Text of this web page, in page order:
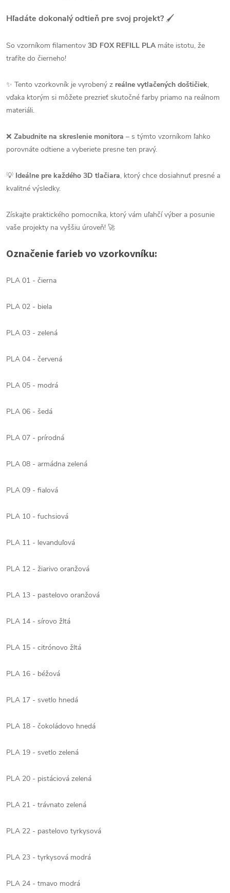
Hľadáte dokonalý odtieň pre svoj projekt?🖌️
So vzorníkom filamentov 3D FOX REFILL PLAmáte istotu, že
trafíte do čierneho!
✨ Tento vzorkovník je vyrobený z reálne vytlačených doštičiek,
vďaka ktorým si môžete prezrieť skutočné farby priamo na reálnom
materiáli.
❌ Zabudnite na skreslenie monitora – s týmto vzorníkom ľahko
porovnáte odtiene a vyberiete presne ten pravý.
💡 Ideálne pre každého 3D tlačiara, ktorý chce dosiahnuť presné a
kvalitné výsledky.
Získajte praktického pomocníka, ktorý vám uľahčí výber a posunie
vaše projekty na vyššiu úroveň! 🚀
Označenie farieb vo vzorkovníku:
PLA 01 - čierna
PLA 02 - biela
PLA 03 - zelená
PLA 04 - červená
PLA 05 - modrá
PLA 06 - šedá
PLA 07 - prírodná
PLA 08 - armádna zelená
PLA 09 - fialová
PLA 10 - fuchsiová
PLA 11 - levanduľová
PLA 12 - žiarivo oranžová
PLA 13 - pastelovo oranžová
PLA 14 - sírovo žltá
PLA 15 - citrónovo žltá
PLA 16 - béžová
PLA 17 - svetlo hnedá
PLA 18 - čokoládovo hnedá
PLA 19 - svetlo zelená
PLA 20 - pistáciová zelená
PLA 21 - trávnato zelená
PLA 22 - pastelovo tyrkysová
PLA 23 - tyrkysová modrá
PLA 24 - tmavo modrá